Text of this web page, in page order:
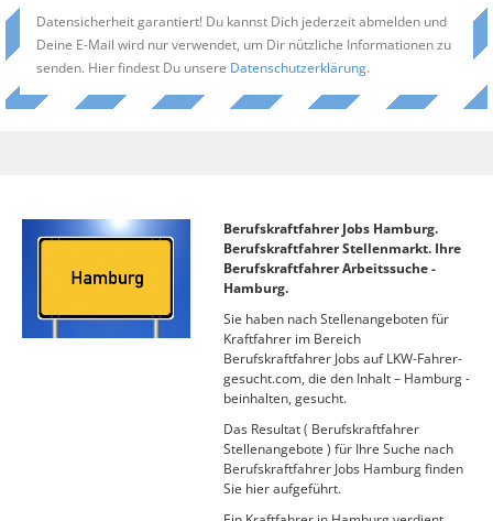
Datensicherheit garantiert! Du kannst Dich jederzeit abmelden und
Deine E-Mail wird nur verwendet, um Dir nützliche Informationen zu
senden. Hier findest Du unsere Datenschutzerklärung.
Berufskraftfahrer Jobs Hamburg.
Berufskraftfahrer Stellenmarkt. Ihre
Berufskraftfahrer Arbeitssuche -
Hamburg.
Sie haben nach Stellenangeboten für
Kraftfahrer im Bereich
Berufskraftfahrer Jobs auf LKW-Fahrer-
gesucht.com, die den Inhalt – Hamburg -
beinhalten, gesucht.
Das Resultat ( Berufskraftfahrer
Stellenangebote ) für Ihre Suche nach
Berufskraftfahrer Jobs Hamburg finden
Sie hier aufgeführt.